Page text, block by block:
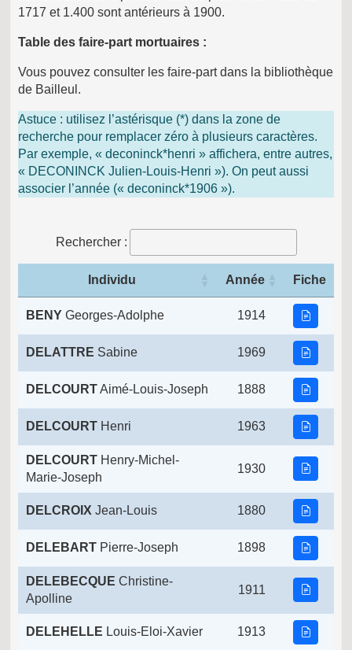
1717 et 1.400 sont antérieurs à 1900.
Table des faire-part mortuaires :
Vous pouvez consulter les faire-part dans la bibliothèque
de Bailleul.
Astuce : utilisez l’astérisque (*) dans la zone de
recherche pour remplacer zéro à plusieurs caractères.
Par exemple, « deconinck*henri » affichera, entre autres,
« DECONINCK Julien-Louis-Henri »). On peut aussi
associer l’année (« deconinck*1906 »).
Rechercher :
Individu Année Fiche
BENY Georges-Adolphe 1914
DELATTRE Sabine 1969
DELCOURTAimé-Louis-Joseph 1888
DELCOURT Henri 1963
DELCOURT Henry-Michel-
Marie-Joseph
1930
DELCROIX Jean-Louis 1880
DELEBART Pierre-Joseph 1898
DELEBECQUE Christine-
Apolline
1911
DELEHELLE Louis-Eloi-Xavier 1913